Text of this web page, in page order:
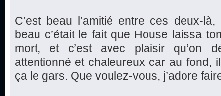
C’est beau l’amitié entre ces deux-
beau c’était le fait que House laissa
mort, et c’est avec plaisir qu’on
attentionné et chaleureux car au fond,
ça le gars. Que voulez-vous, j’adore